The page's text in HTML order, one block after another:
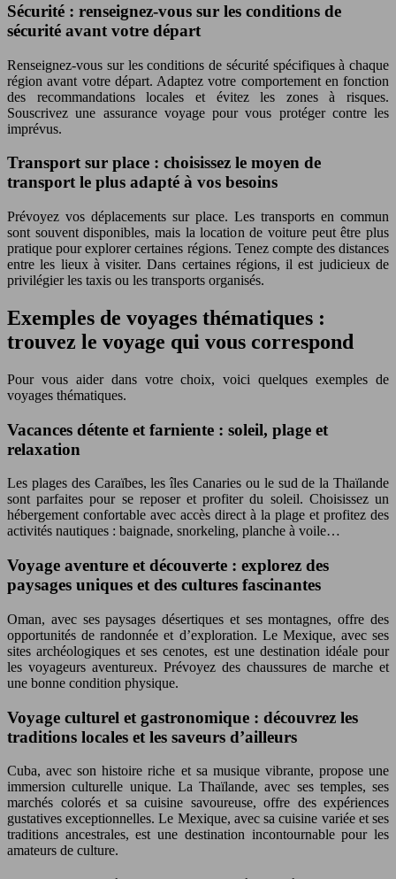
Sécurité : renseignez-vous sur les conditions de
sécurité avant votre départ
Renseignez-vous sur les conditions de sécurité spécifiques à chaque
région avant votre départ. Adaptez votre comportement en fonction
des recommandations locales et évitez les zones à risques.
Souscrivez une assurance voyage pour vous protéger contre les
imprévus.
Transport sur place : choisissez le moyen de
transport le plus adapté à vos besoins
Prévoyez vos déplacements sur place. Les transports en commun
sont souvent disponibles, mais la location de voiture peut être plus
pratique pour explorer certaines régions. Tenez compte des distances
entre les lieux à visiter. Dans certaines régions, il est judicieux de
privilégier les taxis ou les transports organisés.
Exemples de voyages thématiques :
trouvez le voyage qui vous correspond
Pour vous aider dans votre choix, voici quelques exemples de
voyages thématiques.
Vacances détente et farniente : soleil, plage et
relaxation
Les plages des Caraïbes, les îles Canaries ou le sud de la Thaïlande
sont parfaites pour se reposer et profiter du soleil. Choisissez un
hébergement confortable avec accès direct à la plage et profitez des
activités nautiques : baignade, snorkeling, planche à voile…
Voyage aventure et découverte : explorez des
paysages uniques et des cultures fascinantes
Oman, avec ses paysages désertiques et ses montagnes, offre des
opportunités de randonnée et d’exploration. Le Mexique, avec ses
sites archéologiques et ses cenotes, est une destination idéale pour
les voyageurs aventureux. Prévoyez des chaussures de marche et
une bonne condition physique.
Voyage culturel et gastronomique : découvrez les
traditions locales et les saveurs d’ailleurs
Cuba, avec son histoire riche et sa musique vibrante, propose une
immersion culturelle unique. La Thaïlande, avec ses temples, ses
marchés colorés et sa cuisine savoureuse, offre des expériences
gustatives exceptionnelles. Le Mexique, avec sa cuisine variée et ses
traditions ancestrales, est une destination incontournable pour les
amateurs de culture.